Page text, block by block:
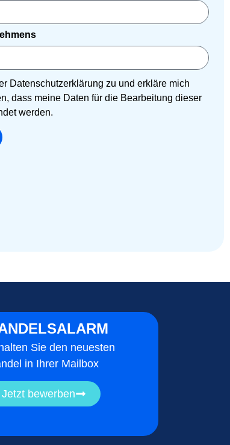
Datenschutzerklärung zu und erkläre mich
dass meine Daten für die Bearbeitung dieser
werden.
Sie den neuesten
in Ihrer Mailbox
Jetzt bewerben